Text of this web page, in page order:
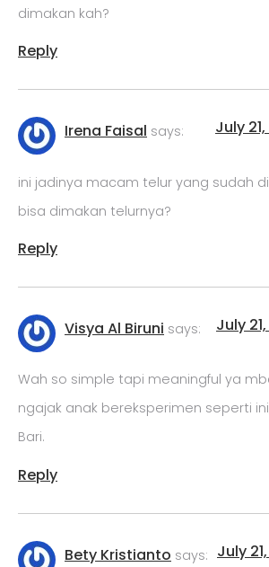
dimakan kah?
Reply
Irena Faisal says: July
ini jadinya macam telur yang sudah
bisa dimakan telurnya?
Reply
Visya Al Biruni says: July
Wah so simple tapi meaningful ya
ngajak anak bereksperimen seperti
Bari.
Reply
Bety Kristianto says: July